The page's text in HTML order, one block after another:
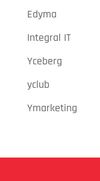
Edyma
Integral IT
Yceberg
yclub
Ymarketing